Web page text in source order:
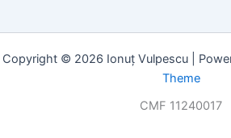
Copyright © 2026 Ionuț Vulpescu |
Theme
CMF 11240017